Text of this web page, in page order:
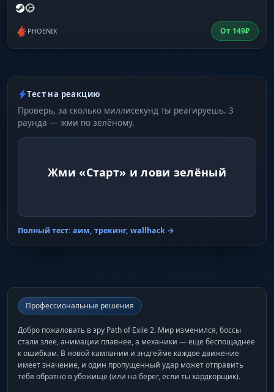
PHOENIX От 149₽
Тест на реакцию
Проверь, за сколько миллисекунд ты реагируешь. 3
раунда — жми по зелёному.
Жми «Старт» и лови зелёный
Полный тест: аим, трекинг, wallhack →
Профессиональные решения
Добро пожаловать в эру Path of Exile 2. Мир изменился, боссы
стали злее, анимации плавнее, а механики — еще беспощаднее
к ошибкам. В новой кампании и эндгейме каждое движение
имеет значение, и один пропущенный удар может отправить
тебя обратно в убежище (или на берег, если ты хардкорщик).